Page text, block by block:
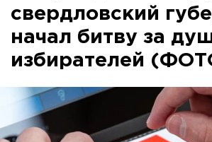
свердловский
начал битву за
избирателей